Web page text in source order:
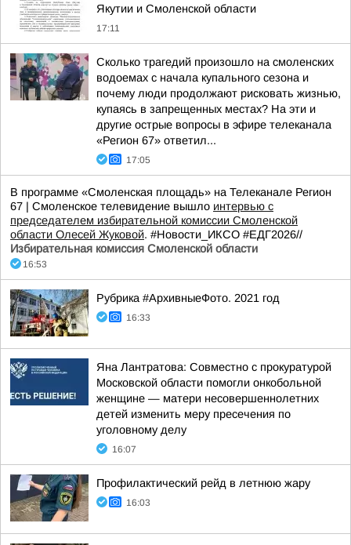
Якутии и Смоленской области
17:11
Сколько трагедий произошло на смоленских
водоемах с начала купального сезона и
почему люди продолжают рисковать жизнью,
купаясь в запрещенных местах? На эти и
другие острые вопросы в эфире телеканала
«Регион 67» ответил...
17:05
В программе «Смоленская площадь» на Телеканале Регион
67 | Смоленское телевидение вышло интервью с
председателем избирательной комиссии Смоленской
области Олесей Жуковой. #Новости_ИКСО #ЕДГ2026//
Избирательная комиссия Смоленской области
16:53
Рубрика #АрхивныеФото. 2021 год
16:33
Яна Лантратова: Совместно с прокуратурой
Московской области помогли онкобольной
женщине — матери несовершеннолетних
детей изменить меру пресечения по
уголовному делу
16:07
Профилактический рейд в летнюю жару
16:03